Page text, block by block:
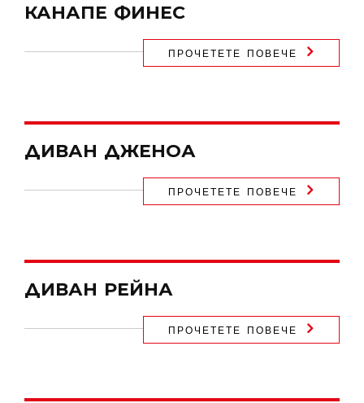
КАНАПЕ ФИНЕС
ПРОЧЕТЕТЕ ПОВЕЧЕ
ДИВАН ДЖЕНОА
ПРОЧЕТЕТЕ ПОВЕЧЕ
ДИВАН РЕЙНА
ПРОЧЕТЕТЕ ПОВЕЧЕ